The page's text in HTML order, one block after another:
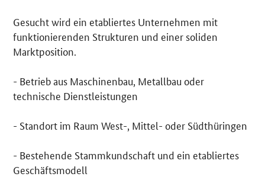
Gesucht wird ein etabliertes Unternehmen mit
funktionierenden Strukturen und einer soliden
Marktposition.
- Betrieb aus Maschinenbau, Metallbau oder
technische Dienstleistungen
- Standort im Raum West-, Mittel- oder Südthüringen
- Bestehende Stammkundschaft und ein etabliertes
Geschäftsmodell